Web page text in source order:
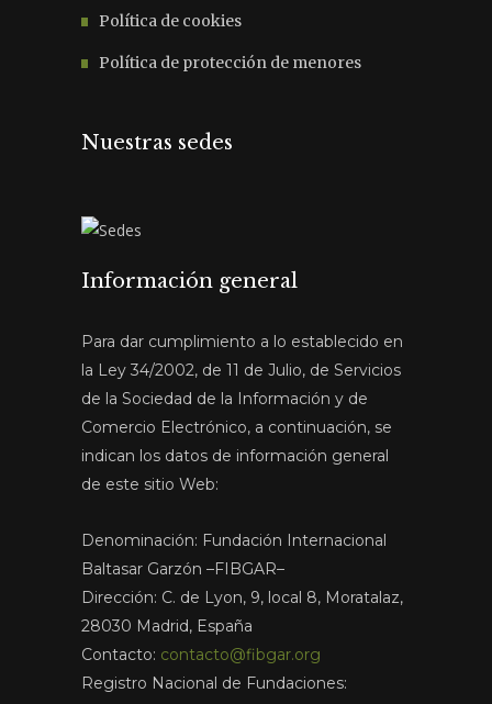
Política de cookies
Política de protección de menores
Nuestras sedes
Información general
Para dar cumplimiento a lo establecido en
la Ley 34/2002, de 11 de Julio, de Servicios
de la Sociedad de la Información y de
Comercio Electrónico, a continuación, se
indican los datos de información general
de este sitio Web:
Denominación: Fundación Internacional
Baltasar Garzón –FIBGAR–
Dirección: C. de Lyon, 9, local 8, Moratalaz,
28030 Madrid, España
Contacto: contacto@fibgar.org
Registro Nacional de Fundaciones: